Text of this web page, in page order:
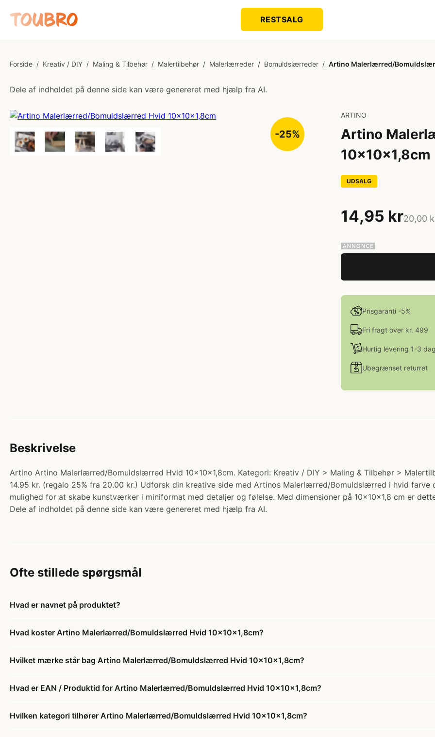
RESTSALG
Forside / Kreativ / DIY / Maling & Tilbehør / Malertilbehør / Malerlærreder / Bomuldslærreder / Artino Malerlærred/
Dele af indholdet på denne side kan være genereret med hjælp fra AI.
-25%
ARTINO
Artino
10x10x1,8cm
UDSALG
14,95 kr20,00
Prisgaranti -5%
Fri fragt over kr. 499
Hurtig levering 1-3
Ubegrænset returret
Beskrivelse
Artino Artino Malerlærred/Bomuldslærred Hvid 10x10x1,8cm. Kategori: Kreativ / DIY > Maling & Tilbehør >
14.95 kr. (regalo 25% fra 20.00 kr.) Udforsk din kreative side med Artinos Malerlærred/Bomuldslærred i hvid
mulighed for at skabe kunstværker i miniformat med detaljer og følelse. Med dimensioner på 10x10x1,8 cm er
Dele af indholdet på denne side kan være genereret med hjælp fra AI.
Ofte stillede spørgsmål
Hvad er navnet på produktet?
Hvad koster Artino Malerlærred/Bomuldslærred Hvid 10x10x1,8cm?
Hvilket mærke står bag Artino Malerlærred/Bomuldslærred Hvid 10x10x1,8cm?
Hvad er EAN / Produktid for Artino Malerlærred/Bomuldslærred Hvid 10x10x1,8cm?
Hvilken kategori tilhører Artino Malerlærred/Bomuldslærred Hvid 10x10x1,8cm?